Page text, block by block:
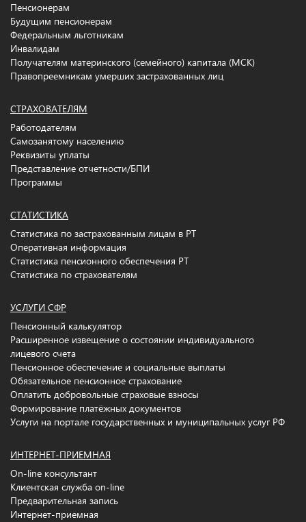
Пенсионерам
Будущим пенсионерам
Федеральным льготникам
Инвалидам
Получателям материнского (семейного) капитала (МСК)
Правопреемникам умерших застрахованных лиц
СТРАХОВАТЕЛЯМ
Работодателям
Самозанятому населению
Реквизиты уплаты
Представление отчетности/БПИ
Программы
СТАТИСТИКА
Статистика по застрахованным лицам в РТ
Оперативная информация
Статистика пенсионного обеспечения РТ
Статистика по страхователям
УСЛУГИ СФР
Пенсионный калькулятор
Расширенное извещение о состоянии индивидуального
лицевого счета
Пенсионное обеспечение и социальные выплаты
Обязательное пенсионное страхование
Оплатить добровольные страховые взносы
Формирование платёжных документов
Услуги на портале государственных и муниципальных услуг РФ
ИНТЕРНЕТ-ПРИЕМНАЯ
On-line консультант
Клиентская служба on-line
Предварительная запись
Интернет-приемная